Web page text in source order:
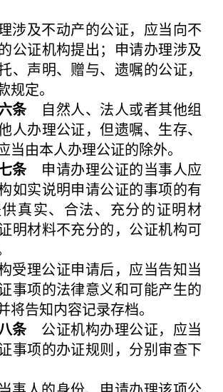
及不动产的公证，应当向不
公证机构提出；申请办理涉及
、声明、赠与、遗嘱的公证，
规定。
条自然人、法人或者其他组
人办理公证，但遗嘱、生存、
当由本人办理公证的除外。
条申请办理公证的当事人应
如实说明申请公证的事项的有
真实、合法、充分的证明材
明材料不充分的，公证机构可
理公证申请后，应当告知当
事项的法律意义和可能产生的
将告知内容记录存档。
条公证机构办理公证，应当
事项的办证规则，分别审查下